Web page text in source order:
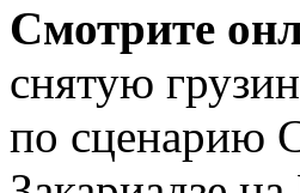
Смотрите
снятую
по сценарию